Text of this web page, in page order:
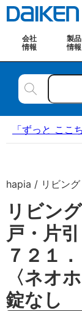
会社
情報
製品
情報
「ずっと こ
hapia / リビング
リビン
戸・片
７２１
〈ネオ
錠なし